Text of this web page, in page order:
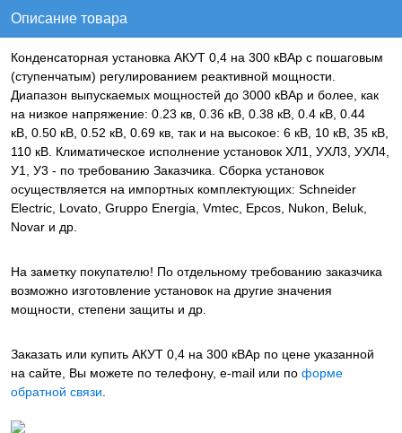
Описание товара
Конденсаторная установка АКУТ 0,4 на 300 кВАр с пошаговым
(ступенчатым) регулированием реактивной мощности.
Диапазон выпускаемых мощностей до 3000 кВАр и более, как
на низкое напряжение: 0.23 кв, 0.36 кВ, 0.38 кВ, 0.4 кВ, 0.44
кВ, 0.50 кВ, 0.52 кВ, 0.69 кв, так и на высокое: 6 кВ, 10 кВ, 35 кВ,
110 кВ. Климатическое исполнение установок ХЛ1, УХЛ3, УХЛ4,
У1, У3 - по требованию Заказчика. Сборка установок
осуществляется на импортных комплектующих: Schneider
Electric, Lovato, Gruppo Energia, Vmtec, Epcos, Nukon, Beluk,
Novar и др.
На заметку покупателю! По отдельному требованию заказчика
возможно изготовление установок на другие значения
мощности, степени защиты и др.
Заказать или купить АКУТ 0,4 на 300 кВАр по цене указанной
на сайте, Вы можете по телефону, e-mail или по форме
обратной связи.